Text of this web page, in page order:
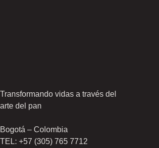
Transformando vidas a través del
arte del pan
Bogotá – Colombia
TEL: +57 (305) 765 7712